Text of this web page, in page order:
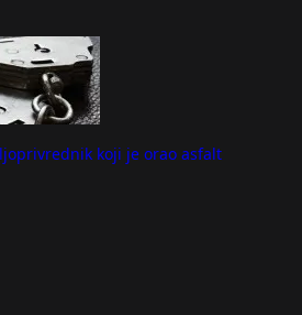
koji je orao asfalt